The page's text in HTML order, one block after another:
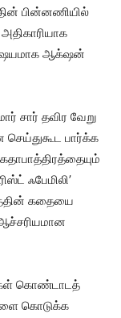
பின்னணியில்
ஆக்‌ஷன்
சார் தவிர வேறு
செய்துகூட பார்க்க
ஃபேமிலி’
கதையை
கொண்டாடத்
கொடுக்க